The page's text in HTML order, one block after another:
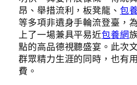
昂、舉措流利，板凳龍、 包
等多項非遺身手輪流登臺，
上了一場兼具平易近包養網
點的高品德視聽盛宴。此次
群眾精力生涯的同時，也有
費。